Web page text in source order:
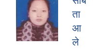
ता
आ
ले